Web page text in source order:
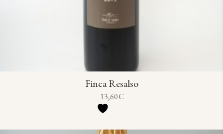
Finca Resalso
13,60€